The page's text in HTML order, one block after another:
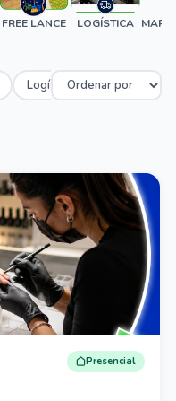
FREE LANCE LOGÍSTICA
Logístico
Presencial